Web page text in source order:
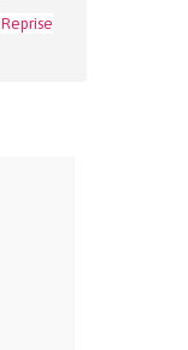
Reprise